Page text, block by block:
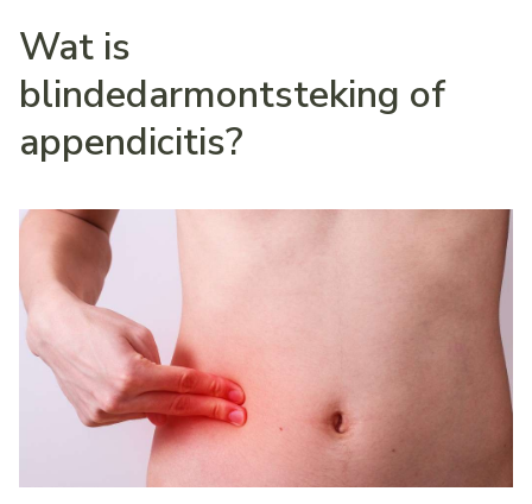
Wat is
blindedarmontsteking of
appendicitis?